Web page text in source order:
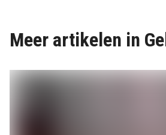
Meer artikelen in